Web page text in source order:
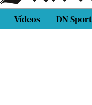
Vídeos DN Sport